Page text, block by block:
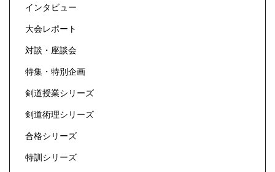
インタビュー
大会レポート
対談・座談会
特集・特別企画
剣道授業シリーズ
剣道術理シリーズ
合格シリーズ
特訓シリーズ